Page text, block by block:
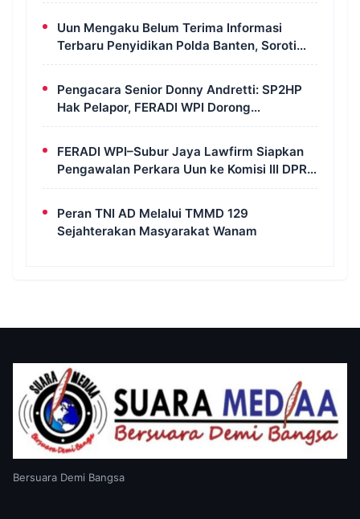
Uun Mengaku Belum Terima Informasi
Terbaru Penyidikan Polda Banten, Soroti
Transparansi Perkara
Pengacara Senior Donny Andretti: SP2HP
Hak Pelapor, FERADI WPI Dorong
Transparansi Perkara Uun
FERADI WPI–Subur Jaya Lawfirm Siapkan
Pengawalan Perkara Uun ke Komisi III DPR
RI, LPSK, Kompolnas dan Propam
Peran TNI AD Melalui TMMD 129
Sejahterakan Masyarakat Wanam
Bersuara Demi Bangsa